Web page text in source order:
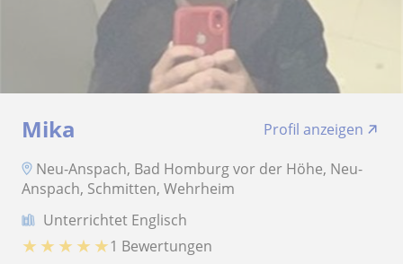
Mika
Profil anzeigen
Neu-Anspach, Bad Homburg vor der Höhe, Neu-
Anspach, Schmitten, Wehrheim
Unterrichtet Englisch
★ ★ ★ ★ ★1 Bewertungen